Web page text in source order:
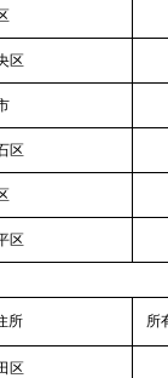
区
区
区
所 所
区